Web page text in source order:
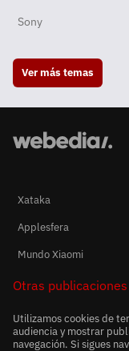
Sony
Ver más temas
Xataka
Applesfera
Mundo Xiaomi
Otras
Utilizamos cookies de
audiencia y mostrar
navegación. Si sigues